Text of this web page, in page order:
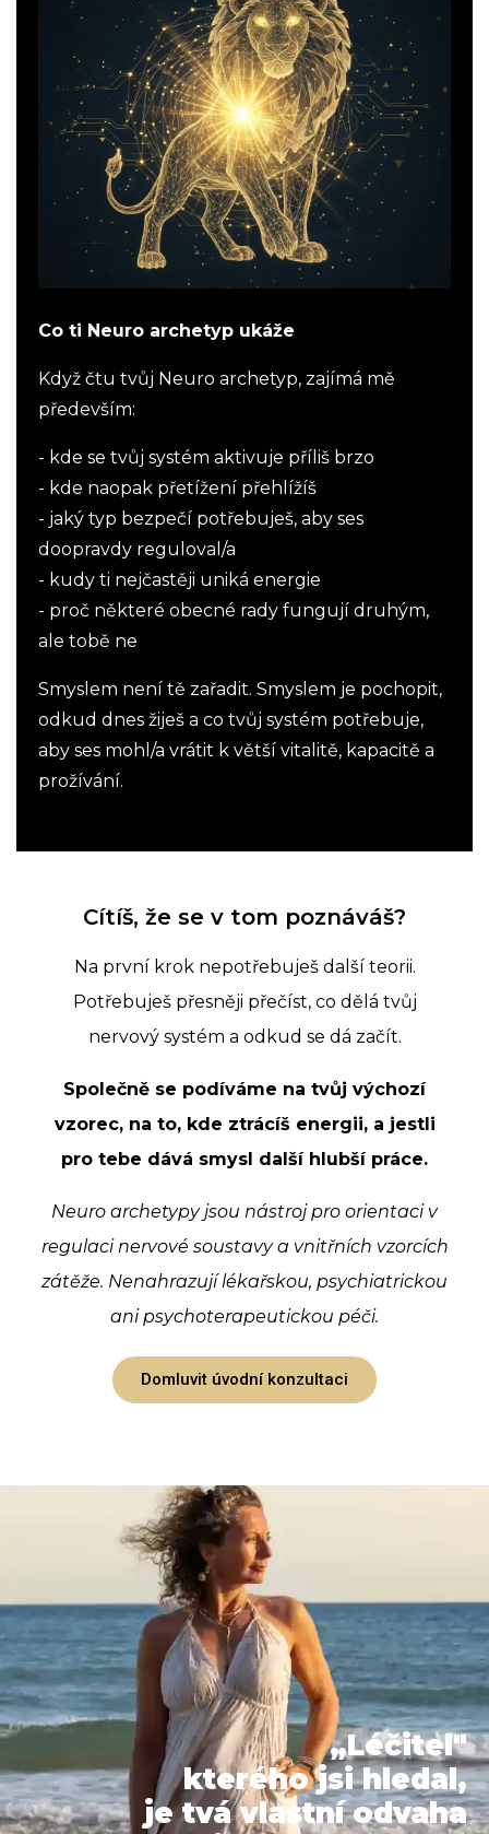
Co ti Neuro archetyp ukáže
Když čtu tvůj Neuro archetyp, zajímá mě
především:
- kde se tvůj systém aktivuje příliš brzo
- kde naopak přetížení přehlížíš
- jaký typ bezpečí potřebuješ, aby ses
doopravdy reguloval/a
- kudy ti nejčastěji uniká energie
- proč některé obecné rady fungují druhým,
ale tobě ne
Smyslem není tě zařadit. Smyslem je pochopit,
odkud dnes žiješ a co tvůj systém potřebuje,
aby ses mohl/a vrátit k větší vitalitě, kapacitě a
prožívání.
Cítíš, že se v tom poznáváš?
Na první krok nepotřebuješ další teorii.
Potřebuješ přesněji přečíst, co dělá tvůj
nervový systém a odkud se dá začít.
Společně se podíváme na tvůj výchozí
vzorec, na to, kde ztrácíš energii, a jestli
pro tebe dává smysl další hlubší práce.
Neuro archetypy jsou nástroj pro orientaci v
regulaci nervové soustavy a vnitřních vzorcích
zátěže. Nenahrazují lékařskou, psychiatrickou
ani psychoterapeutickou péči.
Domluvit úvodní konzultaci
„Léčitel"
kterého jsi hledal,
je tvá vlastní odvaha